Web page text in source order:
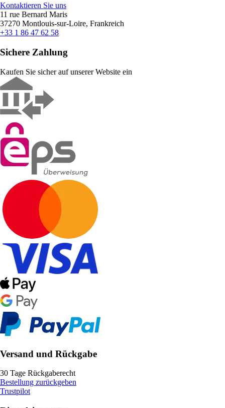
Kontaktieren Sie uns
11 rue Bernard Maris
37270 Montlouis-sur-Loire, Frankreich
+33 1 86 47 62 58
Sichere Zahlung
Kaufen Sie sicher auf unserer Website ein
Versand und Rückgabe
30 Tage Rückgaberecht
Bestellung zurückgeben
Trustpilot